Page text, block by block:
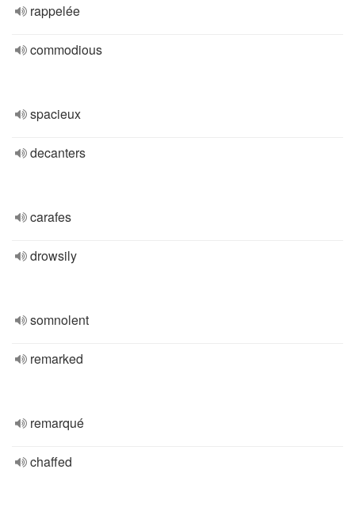
rappelée
commodious
spacieux
decanters
carafes
drowsily
somnolent
remarked
remarqué
chaffed